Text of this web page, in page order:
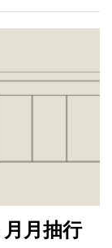
月抽行